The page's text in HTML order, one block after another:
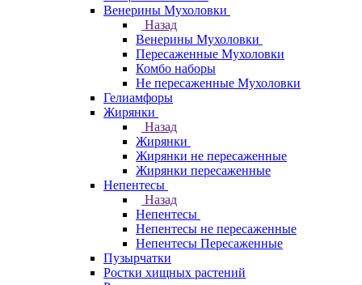
Венерины Мухоловки
Назад
Венерины Мухоловки
Пересаженные Мухоловки
Комбо наборы
Не пересаженные Мухоловки
Гелиамфоры
Жирянки
Назад
Жирянки
Жирянки не пересаженные
Жирянки пересаженные
Непентесы
Назад
Непентесы
Непентесы не пересаженные
Непентесы Пересаженные
Пузырчатки
Ростки хищных растений